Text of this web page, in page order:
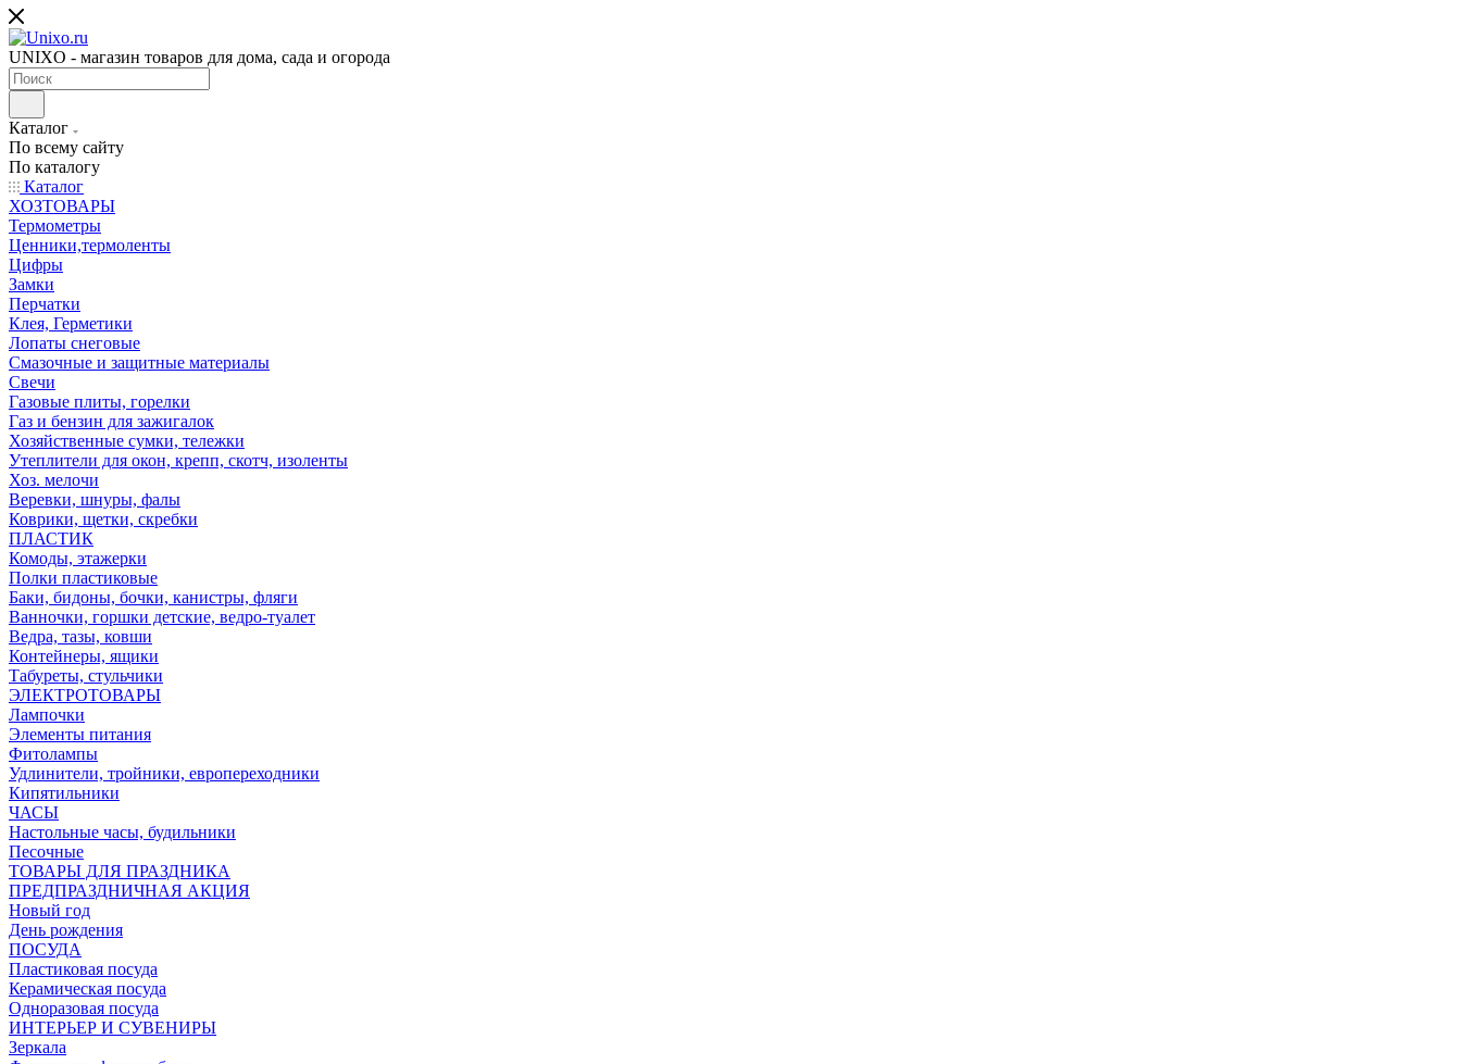
UNIXO - магазин товаров для дома, сада и огорода
Каталог
По всему сайту
По каталогу
Каталог
ХОЗТОВАРЫ
Термометры
Ценники,термоленты
Цифры
Замки
Перчатки
Клея, Герметики
Лопаты снеговые
Смазочные и защитные материалы
Свечи
Газовые плиты, горелки
Газ и бензин для зажигалок
Хозяйственные сумки, тележки
Утеплители для окон, крепп, скотч, изоленты
Хоз. мелочи
Веревки, шнуры, фалы
Коврики, щетки, скребки
ПЛАСТИК
Комоды, этажерки
Полки пластиковые
Баки, бидоны, бочки, канистры, фляги
Ванночки, горшки детские, ведро-туалет
Ведра, тазы, ковши
Контейнеры, ящики
Табуреты, стульчики
ЭЛЕКТРОТОВАРЫ
Лампочки
Элементы питания
Фитолампы
Удлинители, тройники, европереходники
Кипятильники
ЧАСЫ
Настольные часы, будильники
Песочные
ТОВАРЫ ДЛЯ ПРАЗДНИКА
ПРЕДПРАЗДНИЧНАЯ АКЦИЯ
Новый год
День рождения
ПОСУДА
Пластиковая посуда
Керамическая посуда
Одноразовая посуда
ИНТЕРЬЕР И СУВЕНИРЫ
Зеркала